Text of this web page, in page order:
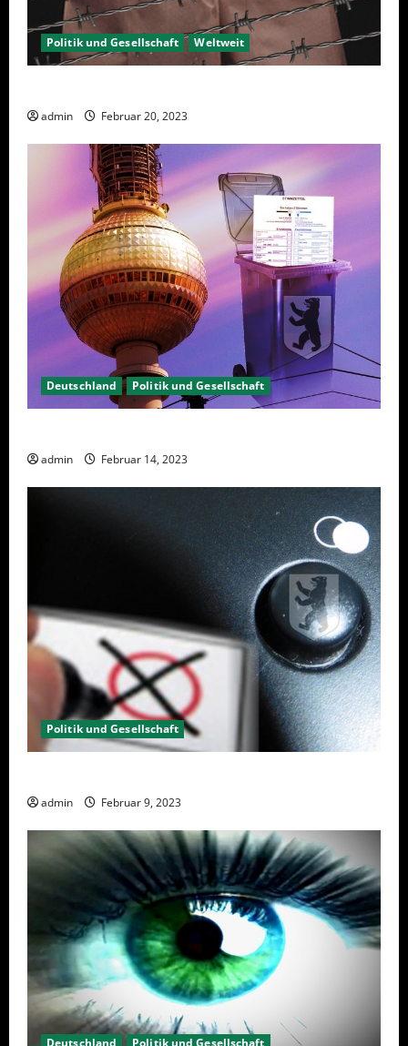
Politik und Gesellschaft Weltweit
admin Februar 20, 2023
Deutschland Politik und Gesellschaft
admin Februar 14, 2023
Politik und Gesellschaft
admin Februar 9, 2023
Deutschland Politik und Gesellschaft